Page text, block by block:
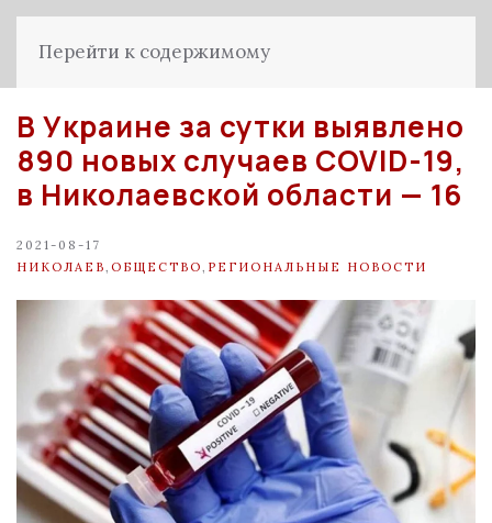
Перейти к содержимому
В Украине за сутки выявлено
890 новых случаев COVID-19,
в Николаевской области — 16
2021-08-17
НИКОЛАЕВ ОБЩЕСТВО РЕГИОНАЛЬНЫЕ НОВОСТИ